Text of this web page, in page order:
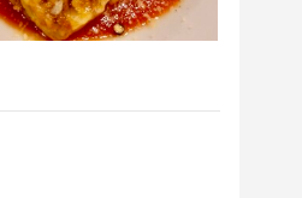
円〜1,350円
：1,250円〜
：28万円〜
円〜1,500円